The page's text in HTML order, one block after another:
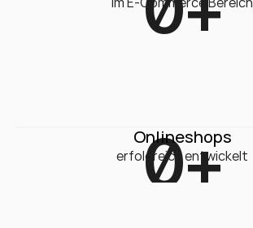
0+
Onlineshops
erfolgreich entwickelt